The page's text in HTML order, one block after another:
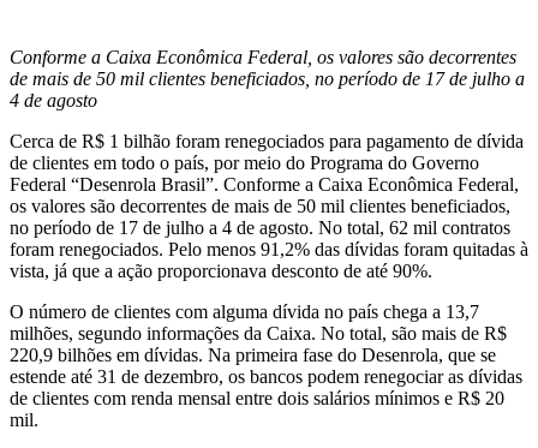
Conforme a Caixa Econômica Federal, os valores são decorrentes
de mais de 50 mil clientes beneficiados, no período de 17 de julho a
4 de agosto
Cerca de R$ 1 bilhão foram renegociados para pagamento de dívida
de clientes em todo o país, por meio do Programa do Governo
Federal “Desenrola Brasil”. Conforme a Caixa Econômica Federal,
os valores são decorrentes de mais de 50 mil clientes beneficiados,
no período de 17 de julho a 4 de agosto. No total, 62 mil contratos
foram renegociados. Pelo menos 91,2% das dívidas foram quitadas à
vista, já que a ação proporcionava desconto de até 90%.
O número de clientes com alguma dívida no país chega a 13,7
milhões, segundo informações da Caixa. No total, são mais de R$
220,9 bilhões em dívidas. Na primeira fase do Desenrola, que se
estende até 31 de dezembro, os bancos podem renegociar as dívidas
de clientes com renda mensal entre dois salários mínimos e R$ 20
mil.